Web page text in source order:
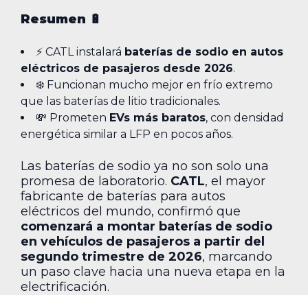
Resumen 🔋
⚡ CATL instalará baterías de sodio en autos
eléctricos de pasajeros desde 2026.
❄️ Funcionan mucho mejor en frío extremo
que las baterías de litio tradicionales.
💸 Prometen EVs más baratos, con densidad
energética similar a LFP en pocos años.
Las baterías de sodio ya no son solo una
promesa de laboratorio. CATL, el mayor
fabricante de baterías para autos
eléctricos del mundo, confirmó que
comenzará a montar baterías de sodio
en vehículos de pasajeros a partir del
segundo trimestre de 2026, marcando
un paso clave hacia una nueva etapa en la
electrificación.